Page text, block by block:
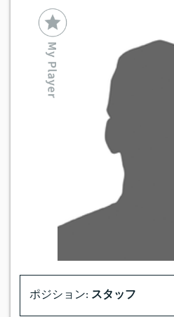
ポジション: スタッフ